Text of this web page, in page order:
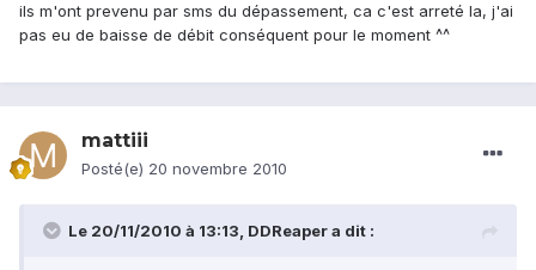
ils m'ont prevenu par sms du dépassement, ca c'est arreté la, j'ai
pas eu de baisse de débit conséquent pour le moment ^^
mattiii
Posté(e) 20 novembre 2010
Le 20/11/2010 à 13:13, DDReaper a dit :